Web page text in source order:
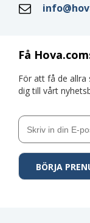
Få
För att få de allra
dig till vårt